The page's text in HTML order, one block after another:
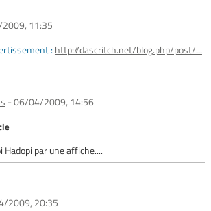
11:35
: http://dascritch.net/blog.php/post/...
- 06/04/2009, 14:56
par une affiche....
2009, 20:35